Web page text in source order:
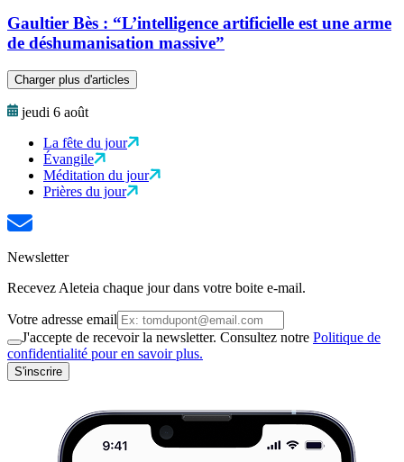
Gaultier Bès : “L’intelligence artificielle est une arme
de déshumanisation massive”
Charger plus d'articles
jeudi 6 août
La fête du jour
Évangile
Méditation du jour
Prières du jour
Newsletter
Recevez Aleteia chaque jour dans votre boite e-mail.
Votre adresse email
J'accepte de recevoir la newsletter. Consultez notre Politique de
confidentialité pour en savoir plus.
S'inscrire